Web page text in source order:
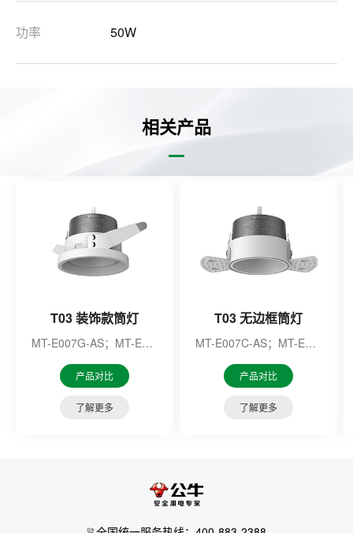
功率 50W
相关产品
T03 装饰款筒灯
MT-E007G-AS；MT-E007H-AS
产品对比
了解更多
T03 无边框筒灯
MT-E007C-AS；MT-E007F-AS；MT-E007M-AS；MT-E007N-AS；MT-E010E-AS；MT-E010F-AS；MT-E010G-AS；MT-E010H-AS；
产品对比
了解更多